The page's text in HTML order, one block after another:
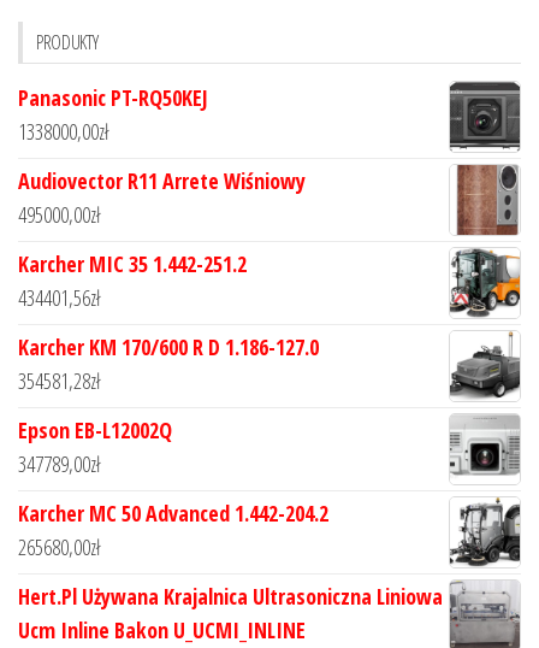
PRODUKTY
Panasonic PT-RQ50KEJ
1338000,00zł
Audiovector R11 Arrete Wiśniowy
495000,00zł
Karcher MIC 35 1.442-251.2
434401,56zł
Karcher KM 170/600 R D 1.186-127.0
354581,28zł
Epson EB-L12002Q
347789,00zł
Karcher MC 50 Advanced 1.442-204.2
265680,00zł
Hert.Pl Używana Krajalnica Ultrasoniczna Liniowa
Ucm Inline Bakon U_UCMI_INLINE